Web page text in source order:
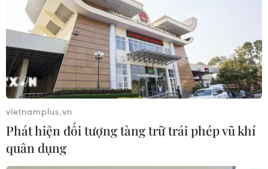
vietnamplus.vn
Phát hiện đối tượng tàng trữ trái phép vũ khí
quân dụng